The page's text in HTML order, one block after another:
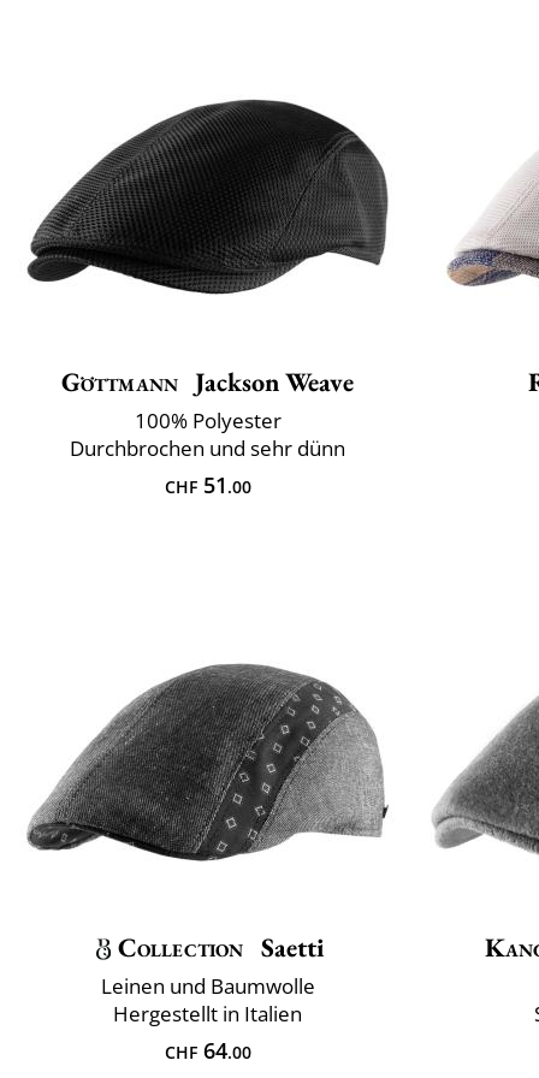
Göttmann Jackson Weave
100% Polyester
Durchbrochen und sehr dünn
CHF51 .00
Collection Saetti
Leinen und Baumwolle
Hergestellt in Italien
CHF64.00